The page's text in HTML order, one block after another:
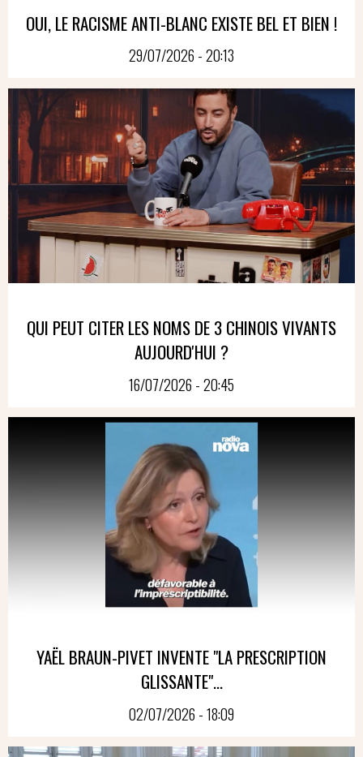
OUI, LE RACISME ANTI-BLANC EXISTE BEL ET BIEN !
29/07/2026 - 20:13
QUI PEUT CITER LES NOMS DE 3 CHINOIS VIVANTS
AUJOURD'HUI ?
16/07/2026 - 20:45
YAËL BRAUN-PIVET INVENTE "LA PRESCRIPTION
GLISSANTE"...
02/07/2026 - 18:09